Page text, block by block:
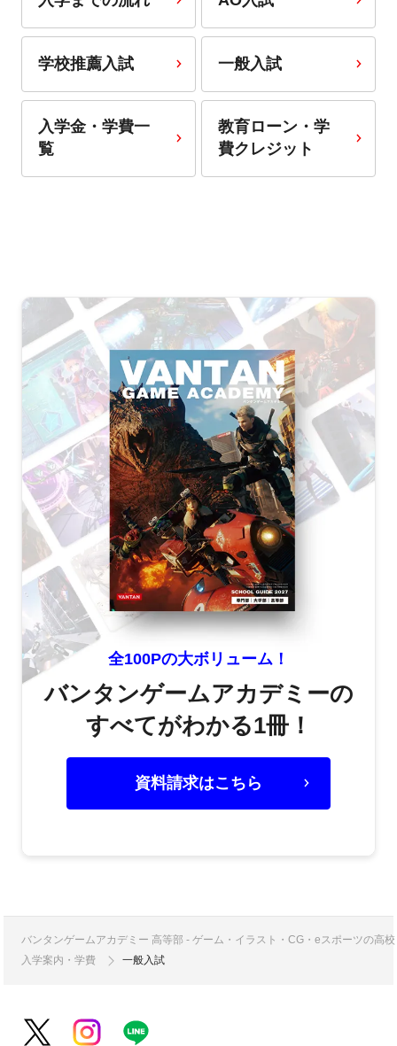
学校推薦入試 一般入試
入学金・学費一
覧
教育ローン・学
費クレジット
全100Pの大ボリューム！
バンタンゲームアカデミーの
すべてがわかる1冊！
資料請求はこちら
バンタンゲームアカデミー 高等部 - ゲーム・イラスト・CG・eスポーツの高
入学案内・学費
一般入試